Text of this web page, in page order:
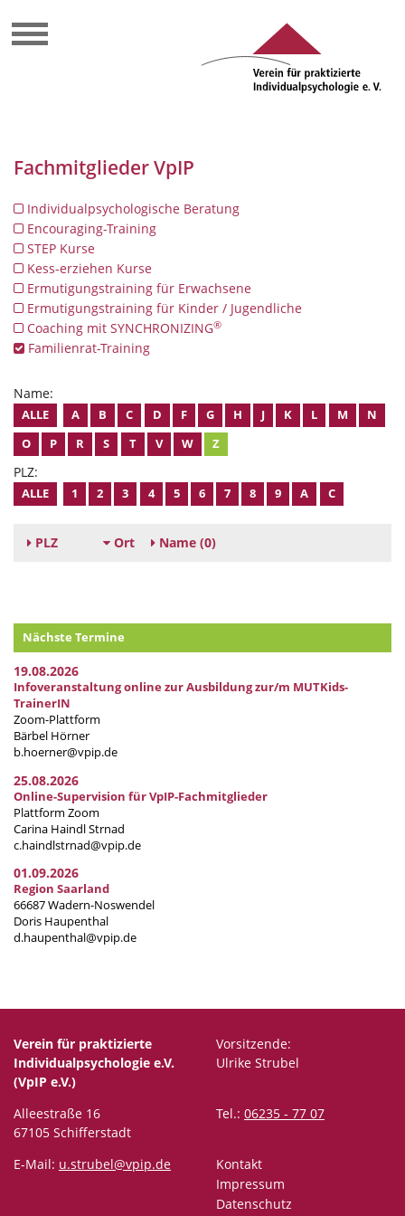
Fachmitglieder VpIP
Individualpsychologische Beratung
Encouraging-Training
STEP Kurse
Kess-erziehen Kurse
Ermutigungstraining für Erwachsene
Ermutigungstraining für Kinder / Jugendliche
Coaching mit SYNCHRONIZING®
Familienrat-Training
Name:
ALLE A B C D F G H J K L M
N
O
P R S T V W Z
PLZ:
ALLE 1 2 3 4 5 6 7 8 9 A C
PLZ Ort Name (0)
Nächste Termine
19.08.2026
Infoveranstaltung online zur Ausbildung zur/m MUTKids-
TrainerIN
Zoom-Plattform
Bärbel Hörner
b.hoerner@vpip.de
25.08.2026
Online-Supervision für VpIP-Fachmitglieder
Plattform Zoom
Carina Haindl Strnad
c.haindlstrnad@vpip.de
01.09.2026
Region Saarland
66687 Wadern-Noswendel
Doris Haupenthal
d.haupenthal@vpip.de
Verein für praktizierte
Individualpsychologie e.V.
(VpIP e.V.)
Vorsitzende:
Ulrike Strubel
Alleestraße 16
67105 Schifferstadt
Tel.: 06235 - 77 07
E-Mail: u.strubel@vpip.de
Kontakt
Impressum
Datenschutz